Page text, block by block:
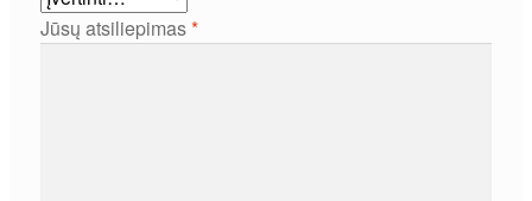
Jūsų atsiliepimas*